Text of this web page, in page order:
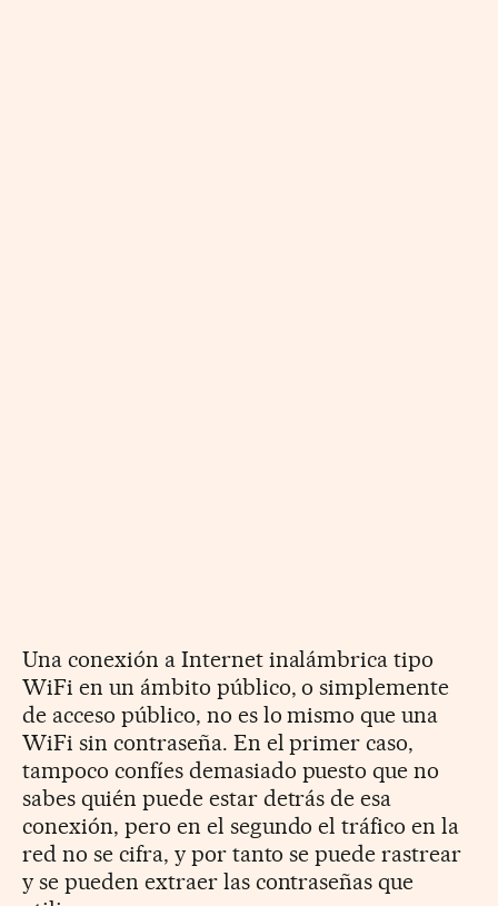
Una conexión a Internet inalámbrica tipo
WiFi en un ámbito público, o simplemente
de acceso público, no es lo mismo que una
WiFi sin contraseña. En el primer caso,
tampoco confíes demasiado puesto que no
sabes quién puede estar detrás de esa
conexión, pero en el segundo el tráfico en la
red no se cifra, y por tanto se puede rastrear
y se pueden extraer las contraseñas que